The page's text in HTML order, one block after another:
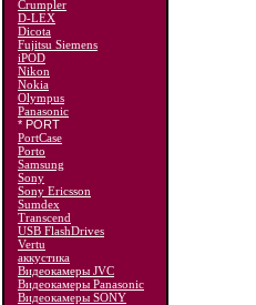
Crumpler
D-LEX
Dicota
Fujitsu Siemens
iPOD
Nikon
Nokia
Olympus
Panasonic
* PORT
PortCase
Porto
Samsung
Sony
Sony Ericsson
Sumdex
Transcend
USB FlashDrives
Vertu
аккустика
Видеокамеры JVC
Видеокамеры Panasonic
Видеокамеры SONY